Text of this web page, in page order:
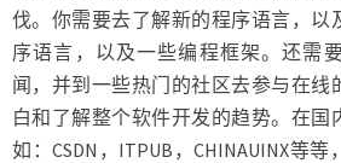
伐。你需要去了解新的程序语言，以
序语言，以及一些编程框架。还需
闻，并到一些热门的社区去参与在线
白和了解整个软件开发的趋势。在国
如：CSDN，ITPUB，CHINAUINX等